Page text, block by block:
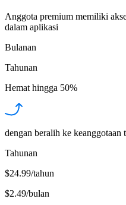
Anggota premium memiliki
dalam aplikasi
Bulanan
Tahunan
Hemat hingga 50%
dengan beralih ke keanggotaan
Tahunan
$24.99/tahun
$2.49/bulan